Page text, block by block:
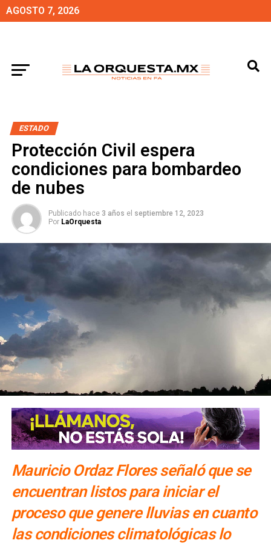
AGOSTO 7, 2026
ESTADO
Protección Civil espera
condiciones para bombardeo
de nubes
Publicado hace 3 años el septiembre 12, 2023
Por LaOrquesta
Mauricio Ordaz Flores señaló que se
encuentran listos para iniciar el
proceso que genere lluvias en cuanto
las condiciones climatológicas lo